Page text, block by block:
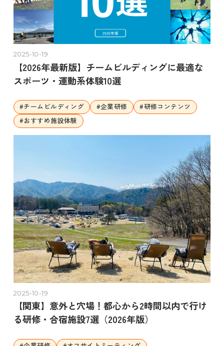
2025-10-19
【2026年最新版】チームビルディングに最適な
スポーツ・運動系体験10選
#チームビルディング #企業研修 #研修コンテンツ
#おすすめ施設体験
2025-10-19
【関東】意外と穴場！都心から2時間以内で行け
る研修・合宿施設7選（2026年版）